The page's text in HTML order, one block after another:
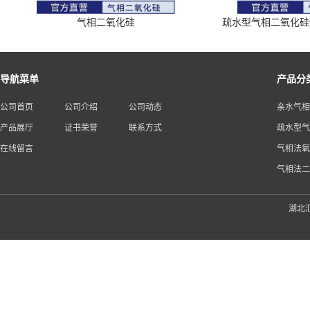
气相二氧化硅 疏水型气相二氧化
导航菜单
公司首页 公司介绍 公司动态
产品展厅 证书荣誉 联系方式
在线留言
产品分
亲水气
疏水型
气相法
气相法
湖北